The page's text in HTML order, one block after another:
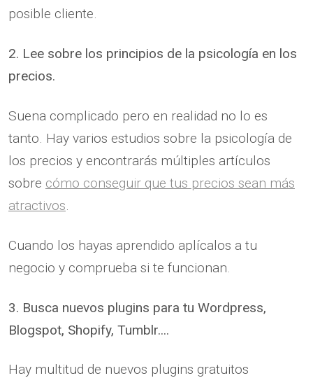
posible cliente.
2. Lee sobre los principios de la psicología en los
precios.
Suena complicado pero en realidad no lo es
tanto. Hay varios estudios sobre la psicología de
los precios y encontrarás múltiples artículos
sobre cómo conseguir que tus precios sean más
atractivos.
Cuando los hayas aprendido aplícalos a tu
negocio y comprueba si te funcionan.
3. Busca nuevos plugins para tu Wordpress,
Blogspot, Shopify, Tumblr....
Hay multitud de nuevos plugins gratuitos